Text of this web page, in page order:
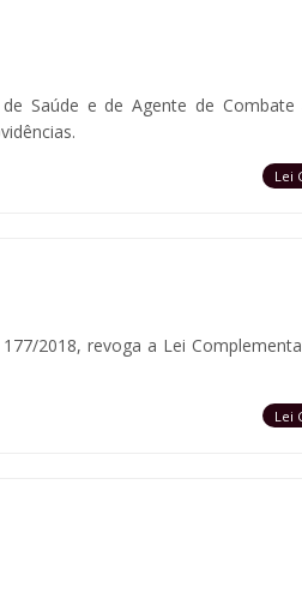
Saúde e de Agente de Combate
Lei
2018, revoga a Lei
Lei